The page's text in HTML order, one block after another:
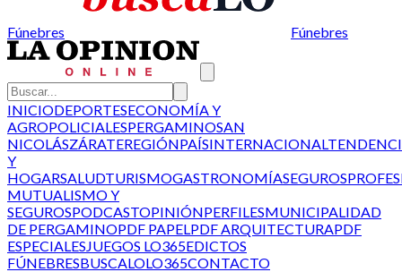
Fúnebres Fúnebres
INICIODEPORTESECONOMÍA Y
AGROPOLICIALESPERGAMINOSAN
NICOLÁSZÁRATEREGIÓNPAÍSINTERNACIONAL
Y
HOGARSALUDTURISMOGASTRONOMÍASEGUROS
MUTUALISMO Y
SEGUROSPODCASTOPINIÓNPERFILESMUNICIPALIDAD
DE PERGAMINOPDF PAPELPDF ARQUITECTURAPDF
ESPECIALESJUEGOS LO365EDICTOS
FÚNEBRESBUSCALOLO365CONTACTO